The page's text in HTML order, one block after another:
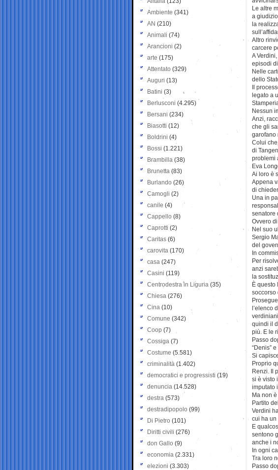
Le altre
a
la
Altro
carcere
A
episodi
Nelle
dello
Il
legato a
Nessun
Anzi,
che gli
garofano
Colui
di
problemi
Eva
Ai loro è
Appena
di
Una in
senatore
Ovvero
Nel suo
Sergio
del
In
Per
anzi
la
È questo
soccorso
l’elenco
quindi il
più. E le
Passo
“Denis”
Si
Proprio
Renzi. Il
si è visto
imputato
Ma non
Partito
Verdini
cui ha un
E
sentono
anche i
In ogni
Tra loro
Passo
Ambiente (341)
AN (210)
Animali (74)
Arancioni (2)
arte (175)
Attentato (329)
Auguri (13)
Batini (3)
Berlusconi (4.295)
Bersani (234)
Biasotti (12)
Boldrini (4)
Bossi (1.221)
Brambilla (38)
Brunetta (83)
Burlando (26)
Camogli (2)
canile (4)
Cappello (8)
Caprotti (2)
Caritas (6)
carovita (170)
casa (247)
Casini (119)
Centrodestra in Liguria (35)
Chiesa (276)
Cina (10)
Comune (342)
Coop (7)
Cossiga (7)
Costume (5.581)
criminalità (1.402)
democratici e progressisti (19)
denuncia (14.528)
destra (573)
destradipopolo (99)
Di Pietro (101)
Diritti civili (276)
don Gallo (9)
economia (2.331)
elezioni (3.303)